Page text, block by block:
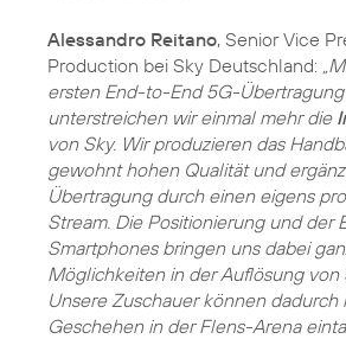
Alessandro Reitano, Senior Vice
Production bei Sky Deutschland:
ersten End-to-End 5G-
unterstreichen wir einmal mehr die
von Sky. Wir produzieren das
gewohnt hohen Qualität und
Übertragung durch einen eigens
Stream. Die Positionierung und der
Smartphones bringen uns dabei
Möglichkeiten in der Auflösung von
Unsere Zuschauer können dadurch
Geschehen in der Flens-Arena